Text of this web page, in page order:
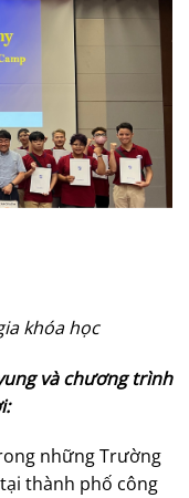
khóa học
và chương trình
những Trường
thành phố công